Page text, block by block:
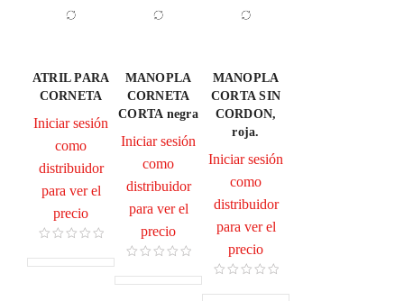
ATRIL PARA
CORNETA
Iniciar sesión
como
distribuidor
para ver el
precio
MANOPLA
CORNETA
CORTA negra
Iniciar sesión
como
distribuidor
para ver el
precio
MANOPLA
CORTA SIN
CORDON,
roja.
Iniciar sesión
como
distribuidor
para ver el
precio